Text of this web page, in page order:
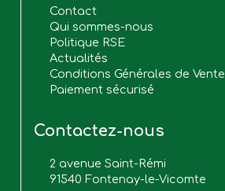
Contact
Qui sommes-nous
Politique RSE
Actualités
Conditions Générales de Vente
Paiement sécurisé
Contactez-nous
2 avenue Saint-Rémi
91540 Fontenay-le-Vicomte